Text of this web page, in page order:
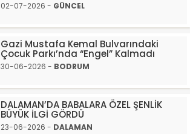
02-07-2026 - GÜNCEL
Gazi Mustafa Kemal Bulvarındaki
Çocuk Parkı’nda “Engel” Kalmadı
30-06-2026 - BODRUM
DALAMAN’DA BABALARA ÖZEL ŞENLİK
BÜYÜK İLGİ GÖRDÜ
23-06-2026 - DALAMAN